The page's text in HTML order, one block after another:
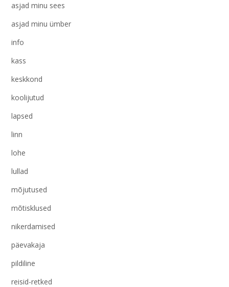
asjad minu sees
asjad minu ümber
info
kass
keskkond
koolijutud
lapsed
linn
lohe
lullad
mõjutused
mõtisklused
nikerdamised
päevakaja
pildiline
reisid-retked